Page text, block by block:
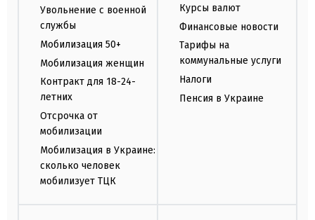
Увольнение с военной
службы
Мобилизация 50+
Мобилизация женщин
Контракт для 18-24-
летних
Отсрочка от
мобилизации
Мобилизация в Украине:
сколько человек
мобилизует ТЦК
Курсы валют
Финансовые новости
Тарифы на
коммунальные услуги
Налоги
Пенсия в Украине